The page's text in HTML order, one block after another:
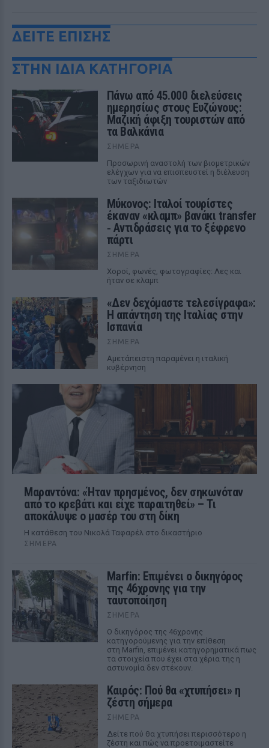
ΔΕΙΤΕ ΕΠΙΣΗΣ
ΣΤΗΝ ΙΔΙΑ ΚΑΤΗΓΟΡΙΑ
Πάνω από 45.000 διελεύσεις
ημερησίως στους Ευζώνους:
Μαζική άφιξη τουριστών από
τα Βαλκάνια
ΣΉΜΕΡΑ
Προσωρινή αναστολή των βιομετρικών
ελέγχων για να επισπευστεί η διέλευση
των ταξιδιωτών
Μύκονος: Ιταλοί τουρίστες
έκαναν «κλαμπ» βανάκι transfer
‑ Αντιδράσεις για το ξέφρενο
πάρτι
ΣΉΜΕΡΑ
Χοροί, φωνές, φωτογραφίες: Λες και
ήταν σε κλαμπ
«Δεν δεχόμαστε τελεσίγραφα»:
Η απάντηση της Ιταλίας στην
Ισπανία
ΣΉΜΕΡΑ
Αμετάπειστη παραμένει η ιταλική
κυβέρνηση
Μαραντόνα: «Ήταν πρησμένος, δεν σηκωνόταν
από το κρεβάτι και είχε παραιτηθεί» – Τι
αποκάλυψε ο μασέρ του στη δίκη
Η κατάθεση του Νικολά Ταφαρέλ στο δικαστήριο
ΣΉΜΕΡΑ
Marfin: Επιμένει ο δικηγόρος
της 46χρονης για την
ταυτοποίηση
ΣΉΜΕΡΑ
Ο δικηγόρος της 46χρονης
κατηγορούμενης για την επίθεση
στη Marfin, επιμένει κατηγορηματικά πως
τα στοιχεία που έχει στα χέρια της η
αστυνομία δεν στέκουν.
Καιρός: Πού θα «χτυπήσει» η
ζέστη σήμερα
ΣΉΜΕΡΑ
Δείτε πού θα χτυπήσει περισσότερο η
ζέστη και πώς να προετοιμαστείτε